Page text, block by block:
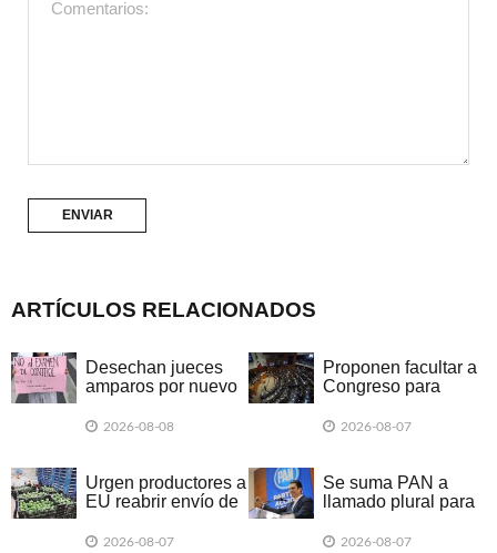
ARTÍCULOS RELACIONADOS
Desechan jueces
amparos por nuevo
2026-08-08
Proponen facultar a
Congreso para
de IA2026-08-07
Urgen productores a
EU reabrir envío de
2026-08-07
Se suma PAN a
llamado plural para
Ruffo2026-08-07